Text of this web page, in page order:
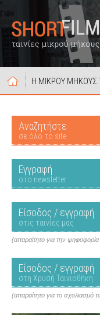
Η ΜΙΚΡΟΥ ΜΗΚΟΥΣ
Αναζητήστε
σε όλο το site
Εγγραφή
στο newsletter
Είσοδος / εγγραφή
στις ταινίες μας
(απαραίτητο για την
Είσοδος / εγγραφή
στη Χρυσή Ταινιοθήκη
(απαραίτητο για το σχολιασμό